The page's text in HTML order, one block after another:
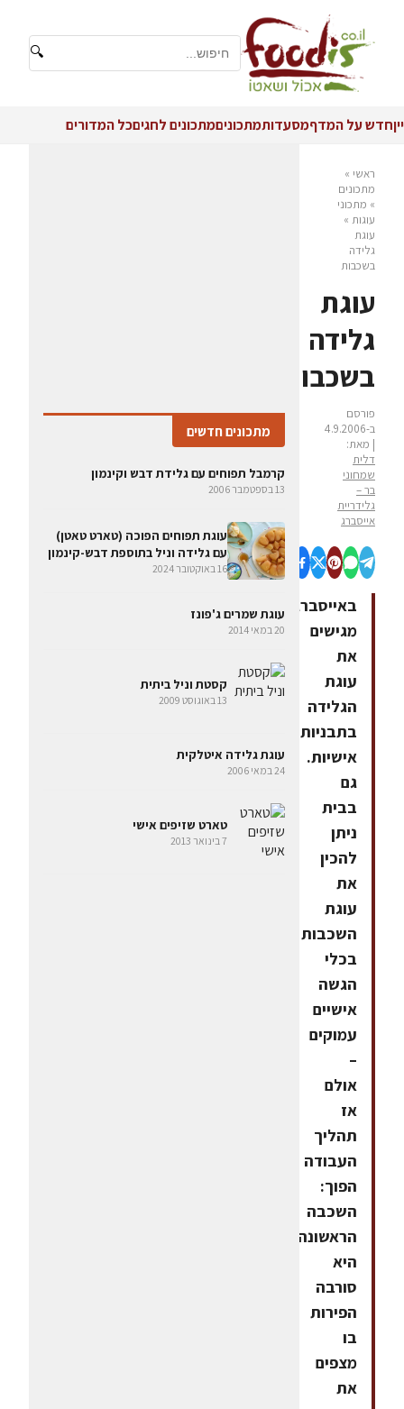
🔍
ייןחדש על המדףמסעדותמתכוניםמתכונים לחגיםכל המדורים
ראשי »
מתכונים
» מתכוני
עוגות »
עוגת
גלידה
בשכבות
עוגת
גלידה
בשכבות
פורסם
ב-4.9.2006
| מאת:
דלית
שמחוני
בר –
גלידריית
אייסברג
באייסברג
מגישים
את
עוגת
הגלידה
בתבניות
אישיות.
גם
בבית
ניתן
להכין
את
עוגת
השכבות
בכלי
הגשה
אישיים
עמוקים
–
אולם
אז
תהליך
העבודה
הפוך:
השכבה
הראשונה
היא
סורבה
הפירות
בו
מצפים
את
מתכונים חדשים
קרמבל תפוחים עם גלידת דבש וקינמון
13 בספטמבר 2006
עוגת תפוחים הפוכה (טארט טאטן)
עם גלידה וניל בתוספת דבש-קינמון
16 באוקטובר 2024
עוגת שמרים ג'פונז
20 במאי 2014
קסטת וניל ביתית
13 באוגוסט 2009
עוגת גלידה איטלקית
24 במאי 2006
טארט שזיפים אישי
7 בינואר 2013